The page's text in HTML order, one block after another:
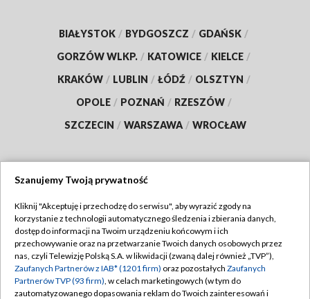
BIAŁYSTOK / BYDGOSZCZ / GDAŃSK /
GORZÓW WLKP. / KATOWICE / KIELCE /
KRAKÓW / LUBLIN / ŁÓDŹ / OLSZTYN /
OPOLE / POZNAŃ / RZESZÓW /
SZCZECIN / WARSZAWA / WROCŁAW
TVP
Abonament TVP
Emisja w TVP
Centrum informacji TVP
Regulamin TVP
Polityka prywatności
Moje zgody
Szanujemy Twoją prywatność
Kliknij "Akceptuję i przechodzę do serwisu", aby wyrazić zgody na
korzystanie z technologii automatycznego śledzenia i zbierania danych,
dostęp do informacji na Twoim urządzeniu końcowym i ich
przechowywanie oraz na przetwarzanie Twoich danych osobowych przez
nas, czyli Telewizję Polską S.A. w likwidacji (zwaną dalej również „TVP”),
Zaufanych Partnerów z IAB* (1201 firm) oraz pozostałych Zaufanych
Partnerów TVP (93 firm), w celach marketingowych (w tym do
zautomatyzowanego dopasowania reklam do Twoich zainteresowań i